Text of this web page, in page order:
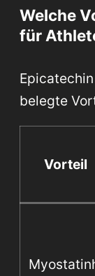
Welche
für
belegte
Vorteil